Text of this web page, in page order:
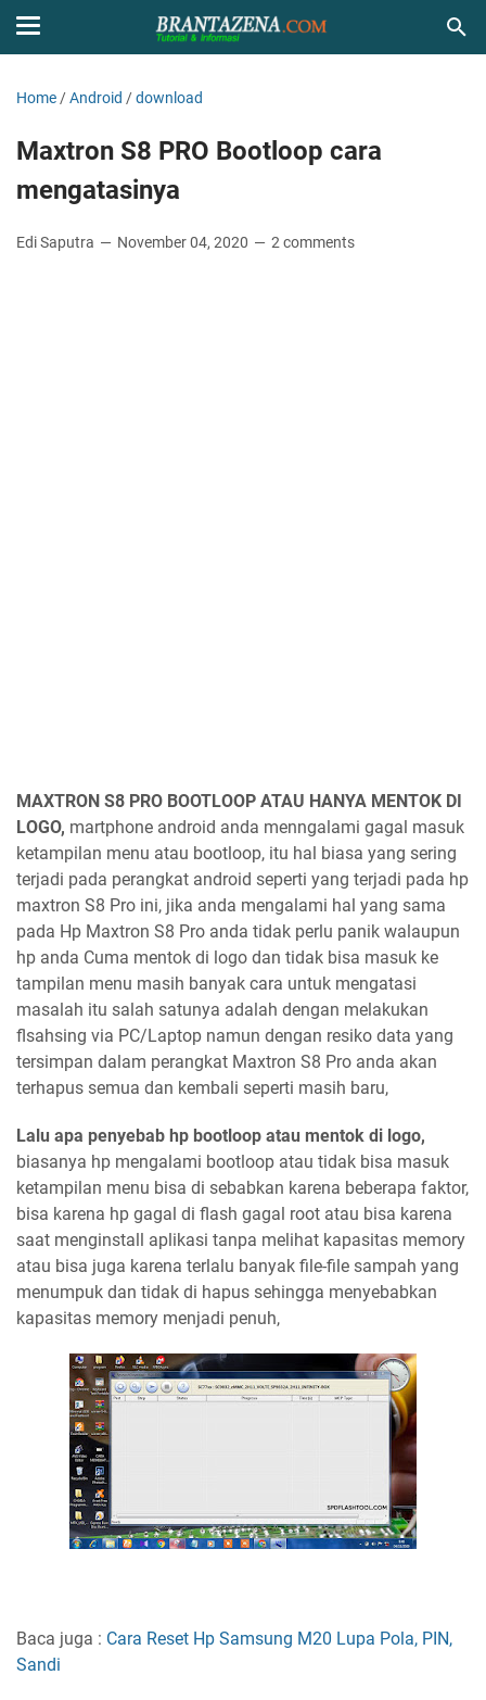
Home /Android /download
Maxtron S8 PRO Bootloop cara
mengatasinya
Edi Saputra November 04, 2020 2 comments
MAXTRON S8 PRO BOOTLOOP ATAU HANYA MENTOK DI
LOGO, martphone android anda menngalami gagal masuk
ketampilan menu atau bootloop, itu hal biasa yang sering
terjadi pada perangkat android seperti yang terjadi pada hp
maxtron S8 Pro ini, jika anda mengalami hal yang sama
pada Hp Maxtron S8 Pro anda tidak perlu panik walaupun
hp anda Cuma mentok di logo dan tidak bisa masuk ke
tampilan menu masih banyak cara untuk mengatasi
masalah itu salah satunya adalah dengan melakukan
flsahsing via PC/Laptop namun dengan resiko data yang
tersimpan dalam perangkat Maxtron S8 Pro anda akan
terhapus semua dan kembali seperti masih baru,
Lalu apa penyebab hp bootloop atau mentok di logo,
biasanya hp mengalami bootloop atau tidak bisa masuk
ketampilan menu bisa di sebabkan karena beberapa faktor,
bisa karena hp gagal di flash gagal root atau bisa karena
saat menginstall aplikasi tanpa melihat kapasitas memory
atau bisa juga karena terlalu banyak file-file sampah yang
menumpuk dan tidak di hapus sehingga menyebabkan
kapasitas memory menjadi penuh,
Baca juga : Cara Reset Hp Samsung M20 Lupa Pola, PIN,
Sandi